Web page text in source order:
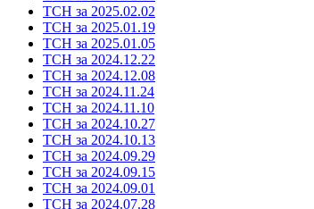
ТСН за 2025.02.02
ТСН за 2025.01.19
ТСН за 2025.01.05
ТСН за 2024.12.22
ТСН за 2024.12.08
ТСН за 2024.11.24
ТСН за 2024.11.10
ТСН за 2024.10.27
ТСН за 2024.10.13
ТСН за 2024.09.29
ТСН за 2024.09.15
ТСН за 2024.09.01
ТСН за 2024.07.28